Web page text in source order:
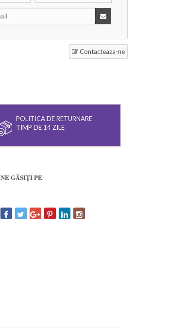
Contacteaza-ne
POLITICA DE RETURNARE
TIMP DE 14 ZILE
NE GĂSIȚI PE